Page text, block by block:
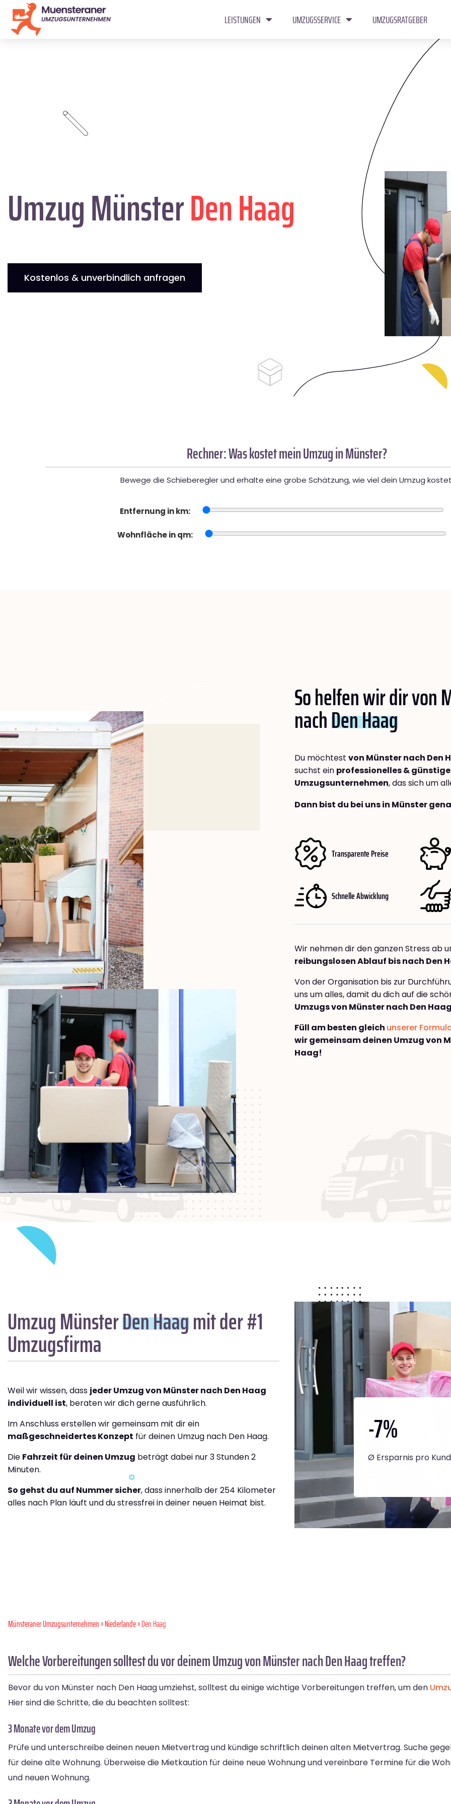
LEISTUNGEN UMZUGSSERVICE UMZUGSRATGEBER
Umzug MünsterDen Haag
Kostenlos & unverbindlich anfragen
Rechner: Was kostet mein Umzug in Münster?
Bewege die Schieberegler und erhalte eine grobe Schätzung, wie viel dein Umzug
Entfernung in km:
Wohnfläche in qm:
So helfen wir dir von
nachDen Haag
Du möchtest von Münster nach Den
suchst ein professionelles &
Umzugsunternehmen, das sich um
Dann bist du bei uns in Münster
Transparente Preise
Schnelle Abwicklung
Wir nehmen dir den ganzen Stress ab
reibungslosen Ablauf bis nach Den
Von der Organisation bis zur
uns um alles, damit du dich auf die
Umzugs von Münster nach Den
Füll am besten gleich unserer
wir gemeinsam deinen Umzug von
Haag!
Umzug MünsterDen Haagmit der #1
Umzugsfirma
Weil wir wissen, dass jeder Umzug von Münster nach Den Haag
individuell ist, beraten wir dich gerne ausführlich.
Im Anschluss erstellen wir gemeinsam mit dir ein
maßgeschneidertes Konzept für deinen Umzug nach Den Haag.
Die Fahrzeit für deinen Umzug beträgt dabei nur 3 Stunden 2
Minuten.
So gehst du auf Nummer sicher, dass innerhalb der 254 Kilometer
alles nach Plan läuft und du stressfrei in deiner neuen Heimat bist.
-7%
Ø Ersparnis pro
Münsteraner Umzugsunternehmen»Niederlande» Den Haag
Welche Vorbereitungen solltest du vor deinem Umzug von Münster nach Den Haag treffen?
Bevor du von Münster nach Den Haag umziehst, solltest du einige wichtige Vorbereitungen treffen, um den
Hier sind die Schritte, die du beachten solltest:
3 Monate vor dem Umzug
Prüfe und unterschreibe deinen neuen Mietvertrag und kündige schriftlich deinen alten Mietvertrag. Suche
für deine alte Wohnung. Überweise die Mietkaution für deine neue Wohnung und vereinbare Termine für die
und neuen Wohnung.